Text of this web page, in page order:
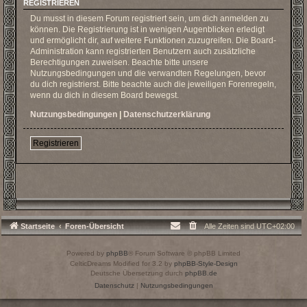
REGISTRIEREN
Du musst in diesem Forum registriert sein, um dich anmelden zu
können. Die Registrierung ist in wenigen Augenblicken erledigt
und ermöglicht dir, auf weitere Funktionen zuzugreifen. Die Board-
Administration kann registrierten Benutzern auch zusätzliche
Berechtigungen zuweisen. Beachte bitte unsere
Nutzungsbedingungen und die verwandten Regelungen, bevor
du dich registrierst. Bitte beachte auch die jeweiligen Forenregeln,
wenn du dich in diesem Board bewegst.
Nutzungsbedingungen | Datenschutzerklärung
Registrieren
Startseite Foren-Übersicht Alle Zeiten sindUTC+02:00
Powered by phpBB® Forum Software © phpBB Limited
CelticDreams Modified for 3.2 by phpBB-Style-Design
Deutsche Übersetzung durch phpBB.de
Datenschutz| Nutzungsbedingungen